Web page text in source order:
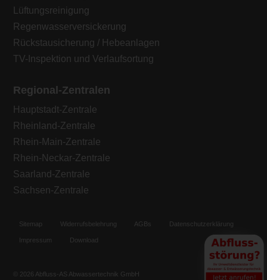
Lüftungsreinigung
Regenwasserversickerung
Rückstausicherung / Hebeanlagen
TV-Inspektion und Verlaufsortung
Regional-Zentralen
Hauptstadt-Zentrale
Rheinland-Zentrale
Rhein-Main-Zentrale
Rhein-Neckar-Zentrale
Saarland-Zentrale
Sachsen-Zentrale
Sitemap Widerrufsbelehrung AGBs Datenschutzerklärung
Impressum Download
© 2026 Abfluss-AS Abwassertechnik GmbH